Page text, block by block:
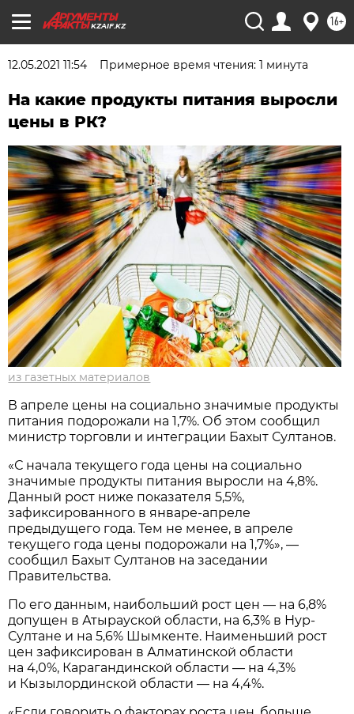
KZAIF.KZ 16+
12.05.2021 11:54 Примерное время чтения: 1 минута
На какие продукты питания выросли
цены в РК?
из газетных материалов
В апреле цены на социально значимые продукты
питания подорожали на 1,7%. Об этом сообщил
министр торговли и интеграции Бахыт Султанов.
«С начала текущего года цены на социально
значимые продукты питания выросли на 4,8%.
Данный рост ниже показателя 5,5%,
зафиксированного в январе-апреле
предыдущего года. Тем не менее, в апреле
текущего года цены подорожали на 1,7%», —
сообщил Бахыт Султанов на заседании
Правительства.
По его данным, наибольший рост цен — на 6,8%
допущен в Атырауской области, на 6,3% в Нур-
Султане и на 5,6% Шымкенте. Наименьший рост
цен зафиксирован в Алматинской области
на 4,0%, Карагандинской области — на 4,3%
и Кызылординской области — на 4,4%.